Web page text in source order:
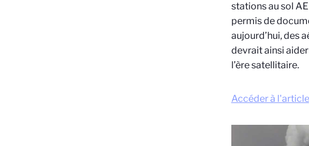
stations au sol
permis de
aujourd’hui, des
devrait ainsi
l’ère satellitaire.
Accéder à